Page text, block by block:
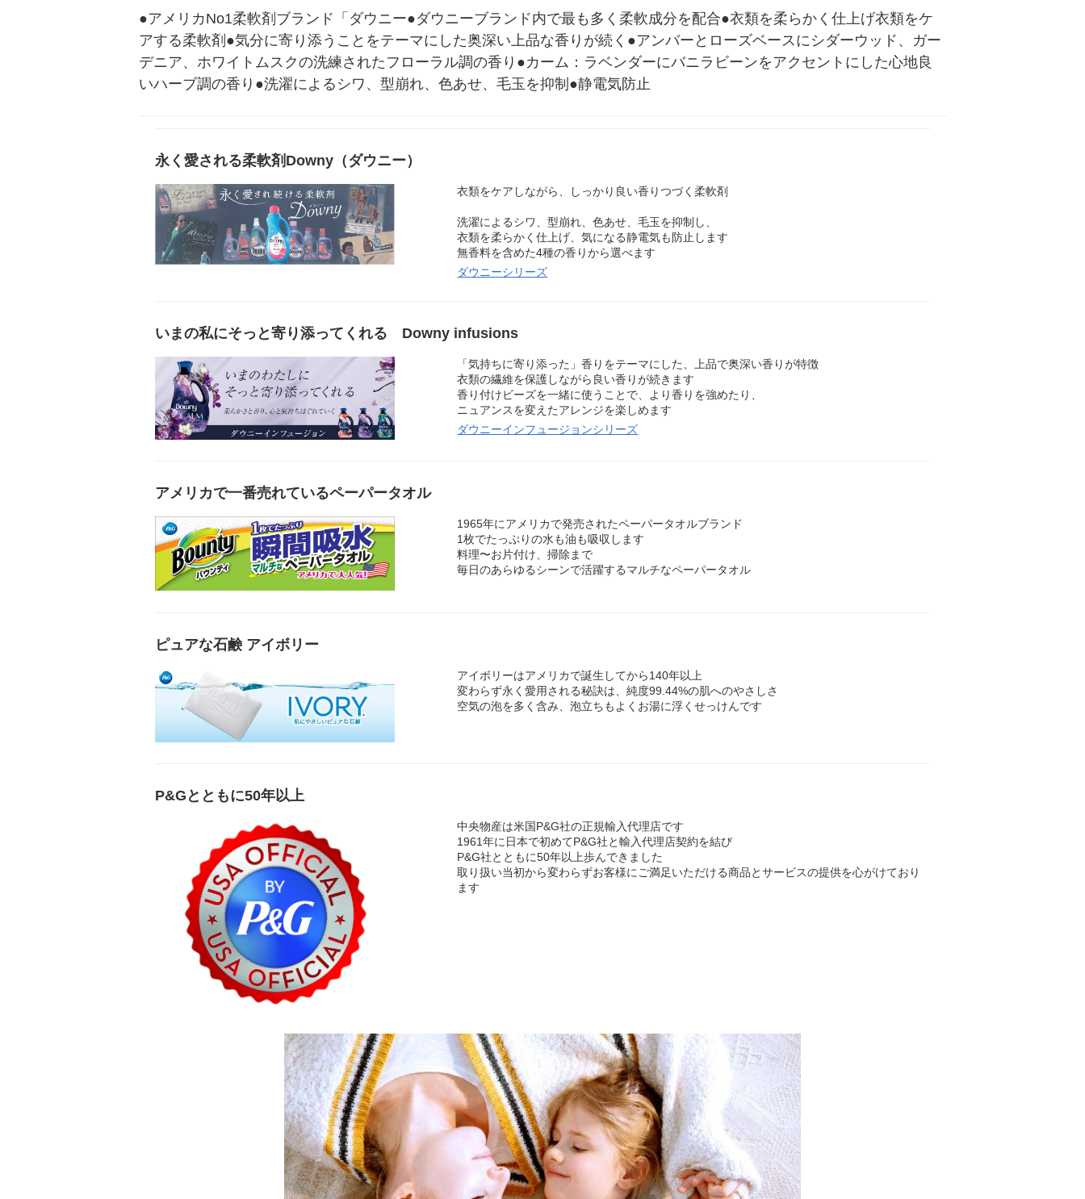
●アメリカNo1柔軟剤ブランド「ダウニー●ダウニーブランド内で最も多く柔軟成分を配合●衣類を柔らかく仕上げ衣類をケ
アする柔軟剤●気分に寄り添うことをテーマにした奥深い上品な香りが続く●アンバーとローズベースにシダーウッド、ガー
デニア、ホワイトムスクの洗練されたフローラル調の香り●カーム：ラベンダーにバニラビーンをアクセントにした心地良
いハーブ調の香り●洗濯によるシワ、型崩れ、色あせ、毛玉を抑制●静電気防止
永く愛される柔軟剤Downy（ダウニー）
衣類をケアしながら、しっかり良い香りつづく柔軟剤
洗濯によるシワ、型崩れ、色あせ、毛玉を抑制し、
衣類を柔らかく仕上げ、気になる静電気も防止します
無香料を含めた4種の香りから選べます
ダウニーシリーズ
いまの私にそっと寄り添ってくれる Downy infusions
「気持ちに寄り添った」香りをテーマにした、上品で奥深い香りが特徴
衣類の繊維を保護しながら良い香りが続きます
香り付けビーズを一緒に使うことで、より香りを強めたり、
ニュアンスを変えたアレンジを楽しめます
ダウニーインフュージョンシリーズ
アメリカで一番売れているペーパータオル
1965年にアメリカで発売されたペーパータオルブランド
1枚でたっぷりの水も油も吸収します
料理〜お片付け、掃除まで
毎日のあらゆるシーンで活躍するマルチなペーパータオル
ピュアな石鹸 アイボリー
アイボリーはアメリカで誕生してから140年以上
変わらず永く愛用される秘訣は、純度99.44%の肌へのやさしさ
空気の泡を多く含み、泡立ちもよくお湯に浮くせっけんです
P&Gとともに50年以上
中央物産は米国P&G社の正規輸入代理店です
1961年に日本で初めてP&G社と輸入代理店契約を結び
P&G社とともに50年以上歩んできました
取り扱い当初から変わらずお客様にご満足いただける商品とサービスの提供を心がけており
ます